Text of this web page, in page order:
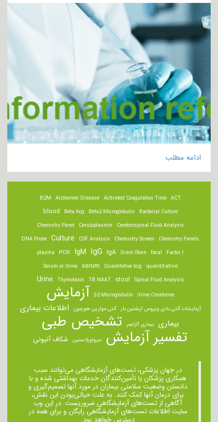
ادامه مطلب
ACT
Activated Coagulation Time
Alzheimer Disease
B2M
Bacterial Culture
Beta2 Microglobulin
Beta hcg
blood
Cerebrospinal Fluid Analysis
Ceruloplasmin
Chemistry Panel
Chemistry Panels
Chemistry Screen
CSF Analysis
Culture
DNA Probe
Factor I
fecal
Gram Stain
IgA
IgG
IgM
PCR
plasma
quantitative
Quantitative hcg
serum
Serum or Urine
Spinal Fluid Analysis
stool
TB NAAT
Thymotaxin
Urine
Urine Creatinine
β2-Microglobulin آزمایش
آزمایشات آنتی بادی ویروس اپشتین بار آنتی مولرین هورمون اطلاعات بیماری
بیماری بیماری آلزایمر تشخیص طبی
تفسیر آزمایش سرولوپلاسمین شکاف آنیونی
در جهان پزشکی، تست‌های آزمایشگاهی می‌توانند سبب
همکاری پزشکان یا تأمین‌کنندگان خدمات بهداشتی شده و با
دانستن وضعیت سلامتی بیماران در مورد آنها تصمیم‌گیری و
برای درمان ‌آنها کمک کنند. به علت حیاتی‌بودن این نقش،
آگاهی از تست‌های آزمایشگاهی ضروریست. در این وب
سایت اطلاعات تست‌های آزمایشگاهی رایگان و برای همه در
دسترس خواهد بود.